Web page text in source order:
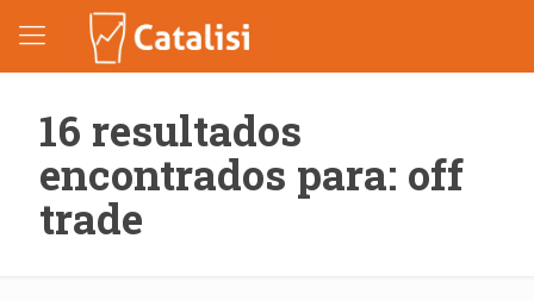
16 resultados
encontrados para: off
trade